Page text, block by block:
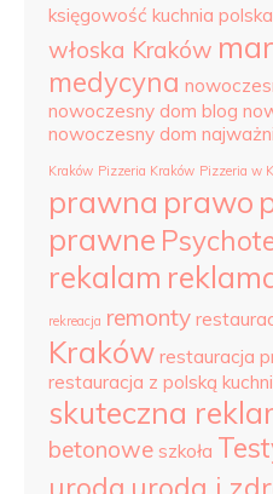
księgowość kuchnia
włoska Kraków
medycyna
nowoczesny dom blog
nowoczesny dom
Kraków Pizzeria Kraków Pizzeria w
prawna prawo
prawne
rekalam
rekreacja remonty
Kraków restauracja
restauracja z polską
skuteczna
betonowe szkoła